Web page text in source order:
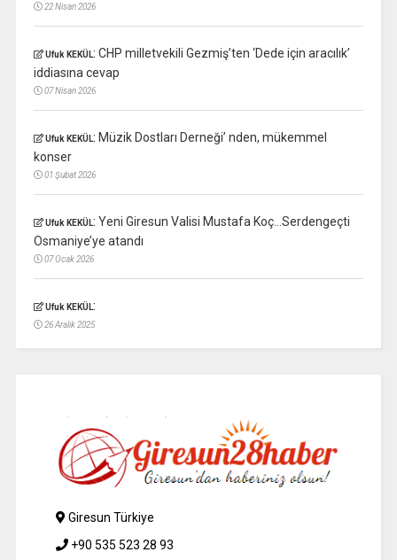
22 Nisan 2026
Ufuk KEKÜL: CHP milletvekili Gezmiş’ten ‘Dede için aracılık’
iddiasına cevap
07 Nisan 2026
Ufuk KEKÜL: Müzik Dostları Derneği’ nden, mükemmel
konser
01 Şubat 2026
Ufuk KEKÜL: Yeni Giresun Valisi Mustafa Koç…Serdengeçti
Osmaniye’ye atandı
07 Ocak 2026
Ufuk KEKÜL:
26 Aralık 2025
Giresun Türkiye
+90 535 523 28 93